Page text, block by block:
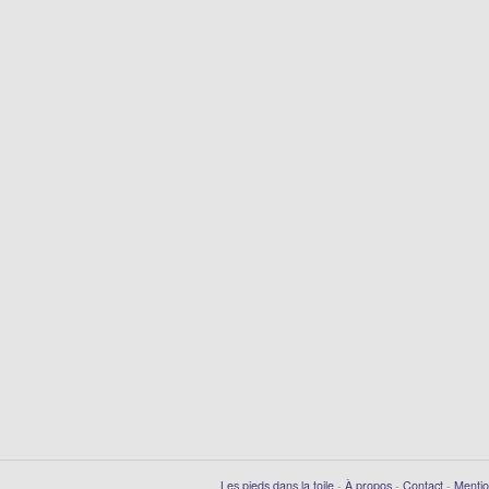
Les pieds dans la toile - À propos - Contact -